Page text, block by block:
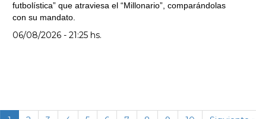
futbolística” que atraviesa el “Millonario”, comparándolas
con su mandato.
06/08/2026 - 21:25 hs.